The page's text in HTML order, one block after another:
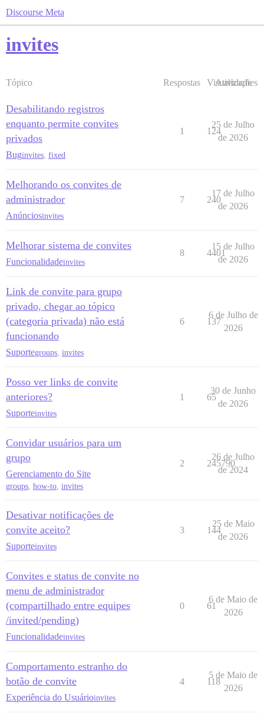
Discourse Meta
invites
Tópico Respostas Visualizações
Atividade
Desabilitando registros
enquanto permite convites
privados
Buginvites fixed
1 124
25 de Julho
de 2026
Melhorando os convites de
administrador
Anúnciosinvites
7 240
17 de Julho
de 2026
Melhorar sistema de convites
Funcionalidadeinvites
8 4401
15 de Julho
de 2026
Link de convite para grupo
privado, chegar ao tópico
(categoria privada) não está
funcionando
Suportegroups invites
6 137
6 de Julho de
2026
Posso ver links de convite
anteriores?
Suporteinvites
1 65
30 de Junho
de 2026
Convidar usuários para um
grupo
Gerenciamento do Site
groups, how-to, invites
2 245790
26 de Julho
de 2024
Desativar notificações de
convite aceito?
Suporteinvites
3 144
25 de Maio
de 2026
Convites e status de convite no
menu de administrador
(compartilhado entre equipes
/invited/pending)
Funcionalidadeinvites
0 61
6 de Maio de
2026
Comportamento estranho do
botão de convite
Experiência do Usuárioinvites
4 118
5 de Maio de
2026